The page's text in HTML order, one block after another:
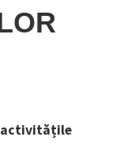
activitățile